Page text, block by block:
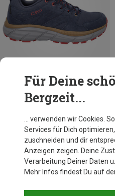
Du sparst 21%
Für Deine
Bergzeit...
… verwenden wir Cookies.
Services für Dich
zuschneiden und dir
Anzeigen zeigen. Deine
Verarbeitung Deiner Daten
Mehr Infos findest Du auf